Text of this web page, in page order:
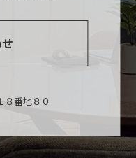
８番地８０